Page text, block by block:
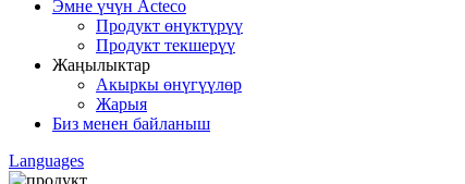
Эмне үчүн Acteco
Продукт өнүктүрүү
Продукт текшерүү
Жаңылыктар
Акыркы өнүгүүлөр
Жарыя
Биз менен байланыш
Languages